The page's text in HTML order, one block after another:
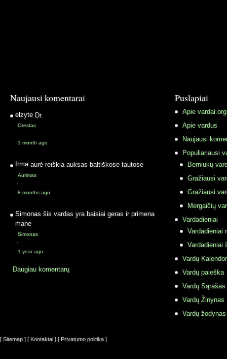
Naujausi komentarai
elzyte Dr.
Orestas
·
1 month ago
Irma aurė reiškia auksas baltiškose tautose
Aurimas
·
8 months ago
Simonas šis vardas yra baisiai geras ir primena
mane
Simonas
·
1 year ago
Daugiau komentarų
Puslapiai
Apie vardai.org
Apie vardus
Naujausi
Populiariausi
Berniukų
Gražiausi
Gražiausi
Mergaičių
Vardadieniai
Vardadieniai
Vardadieniai
Vardų
Vardų paieška
Vardų Sąrašas
Vardų Žinynas
Vardų
[ Sitemap ] [ Kontaktai ] [ Privatumo politika ]